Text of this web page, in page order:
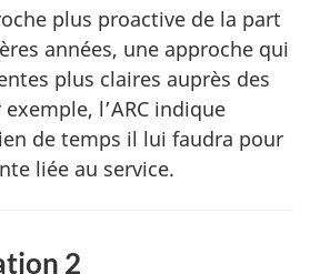
plus proactive de la part
années, une approche qui
plus claires auprès des
l’ARC indique
de temps il lui faudra pour
liée au service.
2